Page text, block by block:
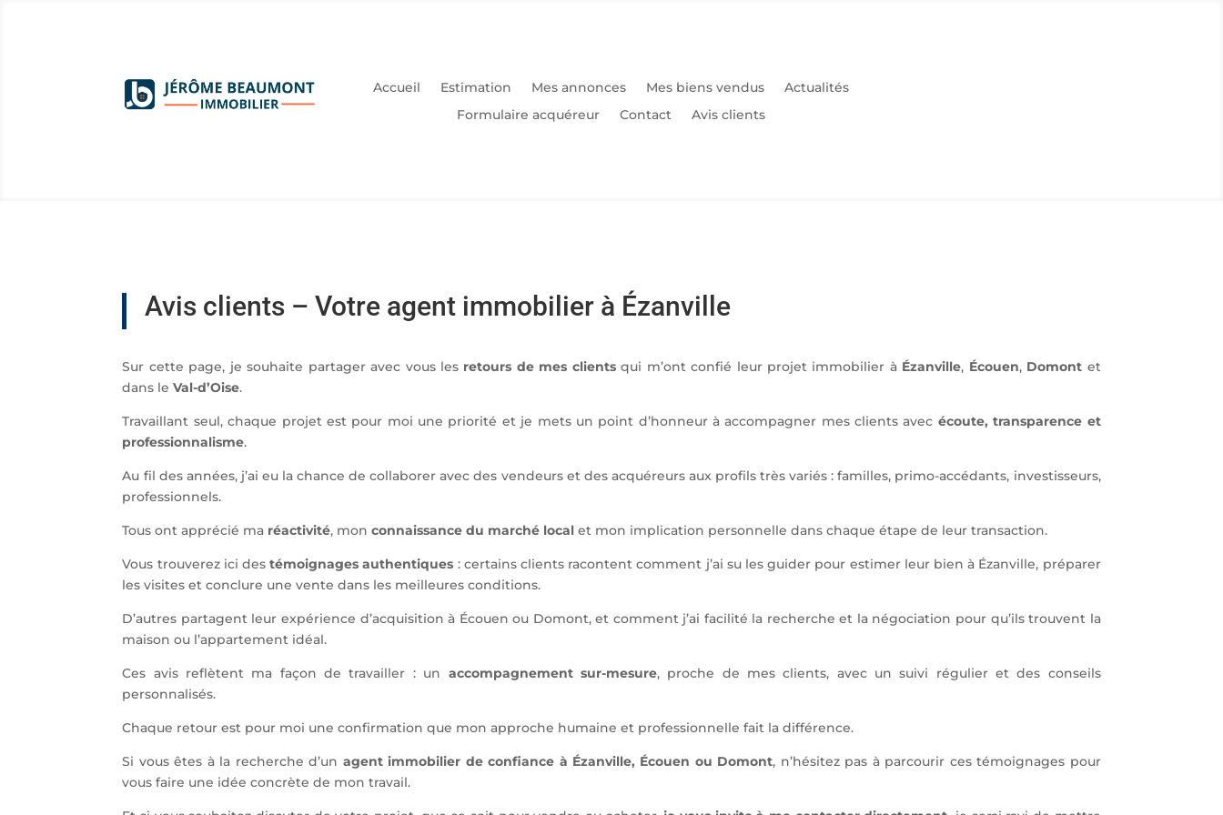
Accueil Estimation Mes annonces Mes biens vendus
Actualités
Formulaire acquéreur
Contact Avis clients
Avis clients – Votre agent immobilier à Ézanville
Sur cette page, je souhaite partager avec vous les retours de mes clientsqui m’ont confié leur projet immobilier à Ézanville, Écouen, Domont et
dans leVal-d’Oise.
Travaillant seul, chaque projet est pour moi une priorité et je mets un point d’honneur à accompagner mes clients avec écoute, transparence et
professionnalisme.
Au fil des années, j’ai eu la chance de collaborer avec des vendeurs et des acquéreurs aux profils très variés : familles, primo-accédants, investisseurs,
professionnels.
Tous ont apprécié ma réactivité, monconnaissance du marché local et mon implication personnelle dans chaque étape de leur transaction.
Vous trouverez ici destémoignages authentiques : certains clients racontent comment j’ai su les guider pour estimer leur bien à Ézanville, préparer
les visites et conclure une vente dans les meilleures conditions.
D’autres partagent leur expérience d’acquisition à Écouen ou Domont, et comment j’ai facilité la recherche et la négociation pour qu’ils trouvent la
maison ou l’appartement idéal.
Ces avis reflètent ma façon de travailler : un accompagnement sur-mesure, proche de mes clients, avec un suivi régulier et des conseils
personnalisés.
Chaque retour est pour moi une confirmation que mon approche humaine et professionnelle fait la différence.
Si vous êtes à la recherche d’un agent immobilier de confiance à Ézanville, Écouen ou Domont, n’hésitez pas à parcourir ces témoignages pour
vous faire une idée concrète de mon travail.